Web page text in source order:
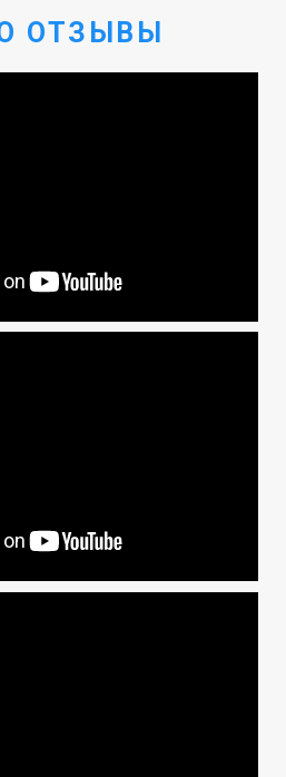
ОТЗЫВЫ